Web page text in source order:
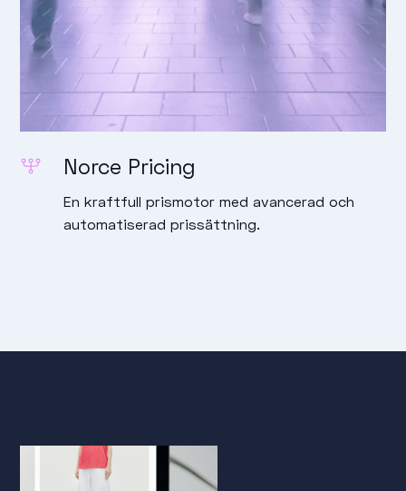
Norce Pricing
En kraftfull prismotor med avancerad och
automatiserad prissättning.